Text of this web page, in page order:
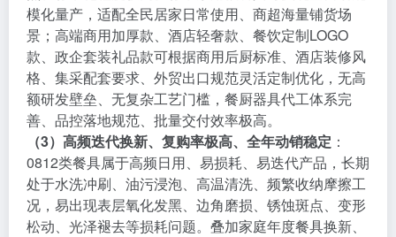
模化量产，适配全民居家日常使用、商超海量铺货场
景；高端商用加厚款、酒店轻奢款、餐饮定制LOGO
款、政企套装礼品款可根据商用后厨标准、酒店装修风
格、集采配套要求、外贸出口规范灵活定制优化，无高
额研发壁垒、无复杂工艺门槛，餐厨器具代工体系完
善、品控落地规范、批量交付效率极高。
（3）高频迭代换新、复购率极高、全年动销稳定 ：
0812类餐具属于高频日用、易损耗、易迭代产品，长期
处于水洗冲刷、油污浸泡、高温清洗、频繁收纳摩擦工
况，易出现表层氧化发黑、边角磨损、锈蚀斑点、变形
松动、光泽褪去等损耗问题。叠加家庭年度餐具换新、